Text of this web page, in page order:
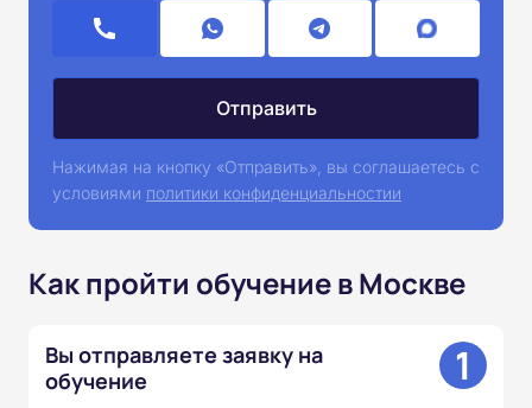
Нажимая на кнопку «Отправить», вы соглашаетесь с
условиями политики конфиденциальностии
Как пройти обучение в Москве
Вы отправляете заявку на
обучение
1